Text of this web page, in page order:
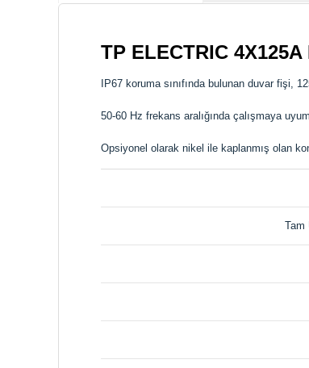
TP ELECTRIC 4X125A
IP67 koruma sınıfında bulunan duvar fişi,
50-60 Hz frekans aralığında çalışmaya
Opsiyonel olarak nikel ile kaplanmış olan
Tam